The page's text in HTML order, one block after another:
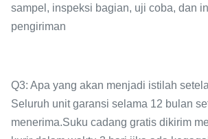
sampel, inspeksi bagian, uji coba, dan
pengiriman
Q3: Apa yang akan menjadi istilah
Seluruh unit garansi selama 12 bulan
menerima.Suku cadang gratis dikirim